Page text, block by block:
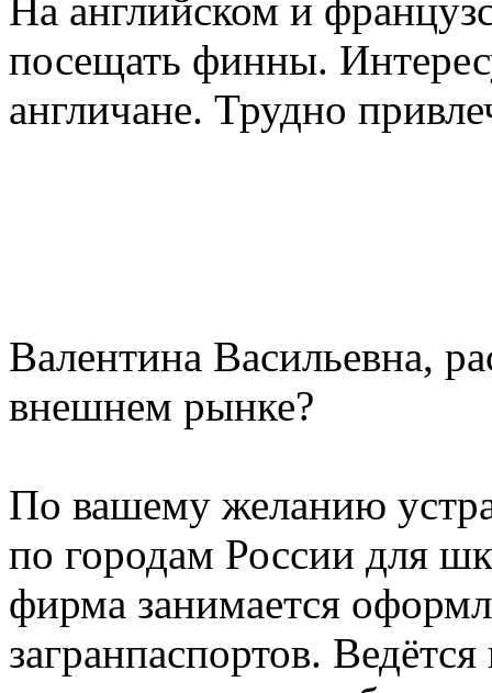
На английском и
посещать финны.
англичане. Трудно
Валентина Васильевна,
внешнем рынке?
По вашему желанию
по городам России для
фирма занимается
загранпаспортов.